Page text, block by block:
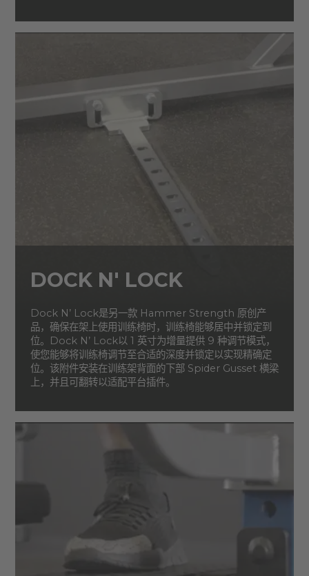
DOCK N' LOCK
Dock N’ Lock是另一款 Hammer Strength 原创产
品，确保在架上使用训练椅时，训练椅能够居中并锁定到
位。Dock N’ Lock以 1 英寸为增量提供 9 种调节模式，
使您能够将训练椅调节至合适的深度并锁定以实现精确定
位。该附件安装在训练架背面的下部 Spider Gusset 横梁
上，并且可翻转以适配平台插件。